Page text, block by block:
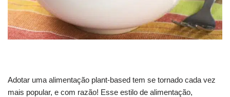
Adotar uma alimentação plant-based tem se tornado cada vez
mais popular, e com razão! Esse estilo de alimentação,